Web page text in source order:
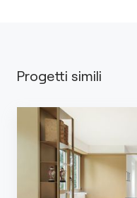
Progetti simili